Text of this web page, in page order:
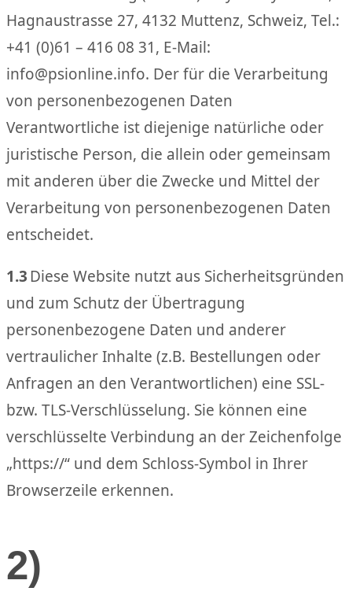
Hagnaustrasse 27, 4132 Muttenz, Schweiz, Tel.:
+41 (0)61 – 416 08 31, E-Mail:
info@psionline.info. Der für die Verarbeitung
von personenbezogenen Daten
Verantwortliche ist diejenige natürliche oder
juristische Person, die allein oder gemeinsam
mit anderen über die Zwecke und Mittel der
Verarbeitung von personenbezogenen Daten
entscheidet.
1.3Diese Website nutzt aus Sicherheitsgründen
und zum Schutz der Übertragung
personenbezogene Daten und anderer
vertraulicher Inhalte (z.B. Bestellungen oder
Anfragen an den Verantwortlichen) eine SSL-
bzw. TLS-Verschlüsselung. Sie können eine
verschlüsselte Verbindung an der Zeichenfolge
„https://“ und dem Schloss-Symbol in Ihrer
Browserzeile erkennen.
2)